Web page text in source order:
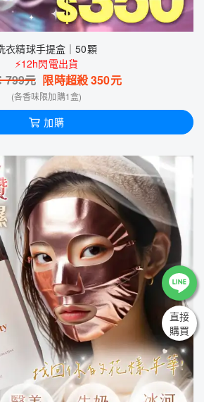
衣精球手提盒｜50顆
⚡12h閃電出貨
799元 限時超殺350元
(各香味限加購1盒)
加購
直接
購買